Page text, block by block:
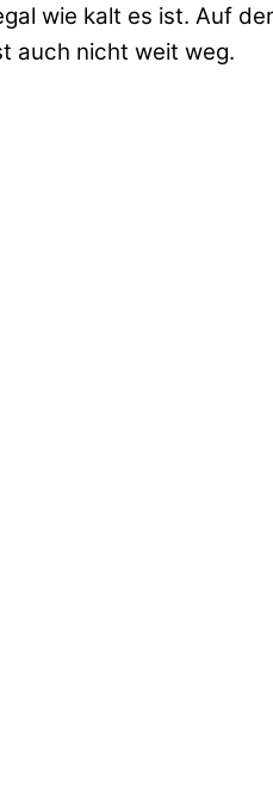
wie kalt es ist. Auf
auch nicht weit weg.